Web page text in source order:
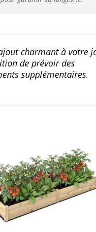
charmant à votre
de prévoir des
supplémentaires.